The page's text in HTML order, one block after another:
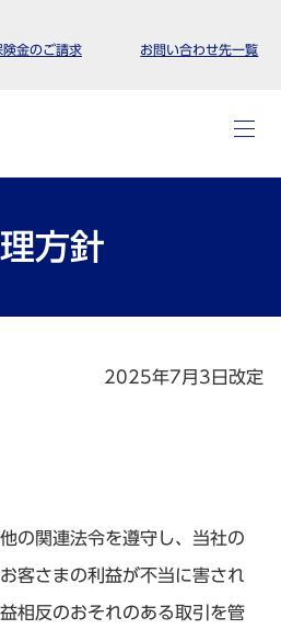
険金のご請求 お問い合わせ先一覧
方針
2025年7月3日改定
の関連法令を遵守し、当社の
客さまの利益が不当に害され
相反のおそれのある取引を管